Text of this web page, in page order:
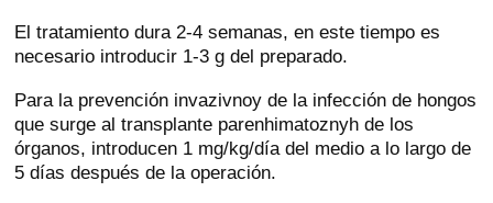
El tratamiento dura 2-4 semanas, en este tiempo es
necesario introducir 1-3 g del preparado.
Para la prevención invazivnoy de la infección de hongos
que surge al transplante parenhimatoznyh de los
órganos, introducen 1 mg/kg/día del medio a lo largo de
5 días después de la operación.